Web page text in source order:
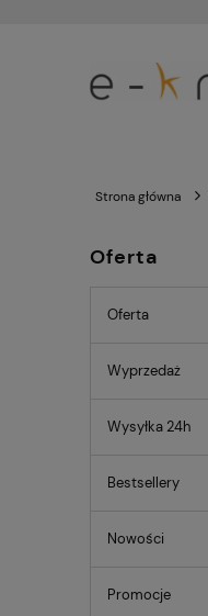
Strona główna
Oferta
Oferta
Wyprzedaż
Wysyłka 24h
Bestsellery
Nowości
Promocje